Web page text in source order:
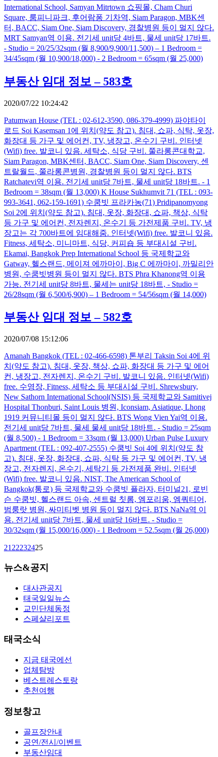
International School, Samyan Mitrtown 쇼핑몰, Cham Churi
Square, 룸피니파크, 후어람퐁 기차역, Siam Paragon, MBK센
터, BACC, Siam One, Siam Discovery, 경찰병원 등이 멀지 않다.
MRT Samyan역 이용. 전기세 unit당 4바트, 물세 unit당 17바트.
- Studio = 20/25/32sqm (월 8,900/9,900/11,500) – 1 Bedroom =
34/45sqm (월 10,900/18,000) - 2 Bedroom = 65sqm (월 25,000)
부동산 임대 정보 – 583호
2020/07/22 10:24:42
Patumwan House (TEL : 02-612-3590, 086-379-4999) 파야타이
로드 Soi Kasemsan 1에 위치(약도 참고). 침대, 쇼파, 식탁, 옷장,
화장대 등 가구 및 에어컨, TV, 냉장고, 온수기 구비. 인터넷
(Wifi) free. 발코니 있음. 세탁소, 식당 구비. 쭐라롱콘대학교,
Siam Paragon, MBK센터, BACC, Siam One, Siam Discovery, 센
트랄월드, 쭐라롱콘병원, 경찰병원 등이 멀지 않다. BTS
Ratchatevi역 이용. 전기세 unit당 7바트, 물세 unit당 18바트. - 1
Bedroom = 38sqm (월 13,000) K House Sukhumvit 71 (TEL : 093-
993-3641, 062-159-1691) 수쿰빗 프라카농(71) Pridipanomyong
Soi 2에 위치(약도 참고). 침대, 옷장, 화장대, 쇼파, 책상, 식탁
등 가구 및 에어컨, 전자렌지, 온수기 등 가전제품 구비. TV, 냉
장고는 각 700바트에 임대해줌. 인터넷(Wifi) free. 발코니 있음.
Fitness, 세탁소, 미니마트, 식당, 커피숍 등 부대시설 구비.
Ekamai, Bangkok Prep International School 등 국제학교와
Gatway, 헬스랜드, 메이져 에까마이, Big C 에까마이, 까밀리안
병원, 수쿰빗병원 등이 멀지 않다. BTS Phra Khanong역 이용
가능. 전기세 unit당 8바트, 물세는 unit당 18바트, - Studio =
26/28sqm (월 6,500/6,900) – 1 Bedroom = 54/56sqm (월 14,000)
부동산 임대 정보 – 582호
2020/07/08 15:12:06
Amanah Bangkok (TEL : 02-466-6598) 톤부리 Taksin Soi 4에 위
치(약도 참고). 침대, 옷장, 책상, 쇼파, 화장대 등 가구 및 에어
컨, 냉장고, 전자렌지, 온수기 구비. 발코니 있음. 인터넷(Wifi)
free. 수영장, Fitness, 세탁소 등 부대시설 구비. Shrewsbury,
New Sathorn International School(NSIS) 등 국제학교와 Samitivej
Hospital Thonburi, Saint Louis 병원, Iconsiam, Asiatique, Lhong
1919 커뮤니티몰 등이 멀지 않다. BTS Wong Vien Yai역 이용.
전기세 unit당 7바트, 물세 물세 unit당 18바트. - Studio = 25sqm
(월 8,500) - 1 Bedroom = 33sqm (월 13,000) Urban Pulse Luxury
Apartment (TEL : 092-407-2555) 수쿰빗 Soi 4에 위치(약도 참
고). 침대, 옷장, 화장대, 쇼파, 식탁 등 가구 및 에어컨, TV, 냉
장고, 전자렌지, 온수기, 세탁기 등 가전제품 완비. 인터넷
(Wifi) free. 발코니 있음. NIST, The American School of
Bangkok(통로) 등 국제학교와 수쿰빗 플라자, 터미널21, 로빈
슨 수쿰빗, 헬스랜드 아속, 센트럴 칫롬, 엠포리움, 엠쿼티어,
범룽랏 병원, 싸미티벳 병원 등이 멀지 않다. BTS NaNa역 이
용. 전기세 unit당 7바트, 물세 unit당 16바트. - Studio =
30/32sqm (월 15,000/16,000) - 1 Bedroom = 52.5sqm (월 26,000)
21 22232425
뉴스&공지
대사관공지
태국일일뉴스
교민단체동정
스페샬리포트
태국소식
지금 태국에선
업체탐방
베스트레스토랑
추천여행
정보창고
골프장안내
공연/전시/이벤트
부동산임대